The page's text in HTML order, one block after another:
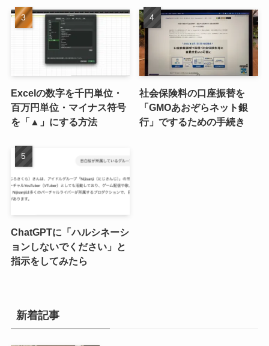
Excelの数字を千円単位・
百万円単位・マイナス符号
を「▲」にする方法
社会保険料の口座振替を
「GMOあおぞらネット銀
行」でするための手続き
ChatGPTに「ハルシネーシ
ョンしないでください」と
指示をしてみたら
新着記事